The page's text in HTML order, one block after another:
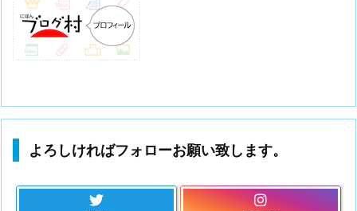
よろしければフォローお願い致します。